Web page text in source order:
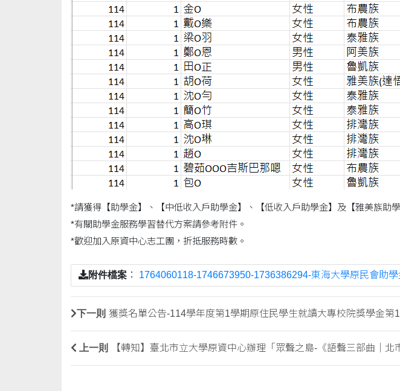
*請獲得【助學金】、【中低收入戶助學金】、【低收入戶助學金】及【雅美族助
*有關助學金服務學習替代方案請參考附件。
*歡迎加入原資中心志工團，折抵服務時數。
附件檔案 ： 1764060118-1746673950-1736386294-東海大學原民會助
下一則 獲獎名單公告-114學年度第1學期原住民學生就讀大專校院獎學金第
上一則 【轉知】臺北市立大學原資中心辦理「眾聲之島-《語聲三部曲｜北